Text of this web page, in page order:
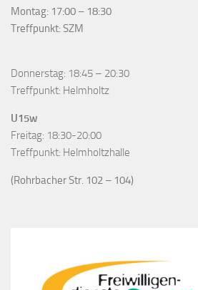
Montag: 17:00 – 18:30
Treffpunkt: SZM
Donnerstag: 18:45 – 20:30
Treffpunkt: Helmholtz
U15w
Freitag: 18:30-20:00
Treffpunkt: Helmholtzhalle
(Rohrbacher Str. 102 – 104)